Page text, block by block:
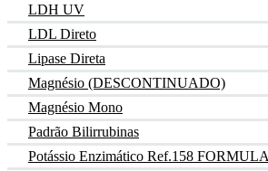
LDH UV
LDL Direto
Lipase Direta
Magnésio (DESCONTINUADO)
Magnésio Mono
Padrão Bilirrubinas
Potássio Enzimático Ref.158